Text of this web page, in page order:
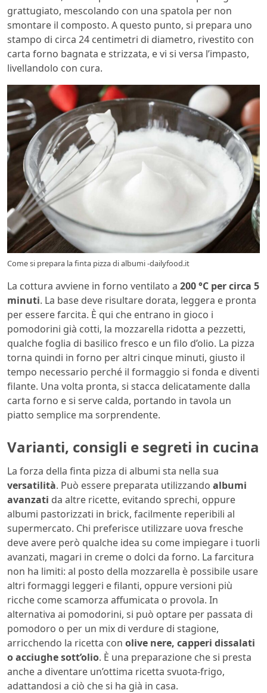
grattugiato, mescolando con una spatola per non
smontare il composto. A questo punto, si prepara uno
stampo di circa 24 centimetri di diametro, rivestito con
carta forno bagnata e strizzata, e vi si versa l’impasto,
livellandolo con cura.
Come si prepara la finta pizza di albumi -dailyfood.it
La cottura avviene in forno ventilato a 200 °C per circa 5
minuti. La base deve risultare dorata, leggera e pronta
per essere farcita. È qui che entrano in gioco i
pomodorini già cotti, la mozzarella ridotta a pezzetti,
qualche foglia di basilico fresco e un filo d’olio. La pizza
torna quindi in forno per altri cinque minuti, giusto il
tempo necessario perché il formaggio si fonda e diventi
filante. Una volta pronta, si stacca delicatamente dalla
carta forno e si serve calda, portando in tavola un
piatto semplice ma sorprendente.
Varianti, consigli e segreti in cucina
La forza della finta pizza di albumi sta nella sua
versatilità. Può essere preparata utilizzando albumi
avanzati da altre ricette, evitando sprechi, oppure
albumi pastorizzati in brick, facilmente reperibili al
supermercato. Chi preferisce utilizzare uova fresche
deve avere però qualche idea su come impiegare i tuorli
avanzati, magari in creme o dolci da forno. La farcitura
non ha limiti: al posto della mozzarella è possibile usare
altri formaggi leggeri e filanti, oppure versioni più
ricche come scamorza affumicata o provola. In
alternativa ai pomodorini, si può optare per passata di
pomodoro o per un mix di verdure di stagione,
arricchendo la ricetta con olive nere, capperi dissalati
o acciughe sott’olio. È una preparazione che si presta
anche a diventare un’ottima ricetta svuota-frigo,
adattandosi a ciò che si ha già in casa.